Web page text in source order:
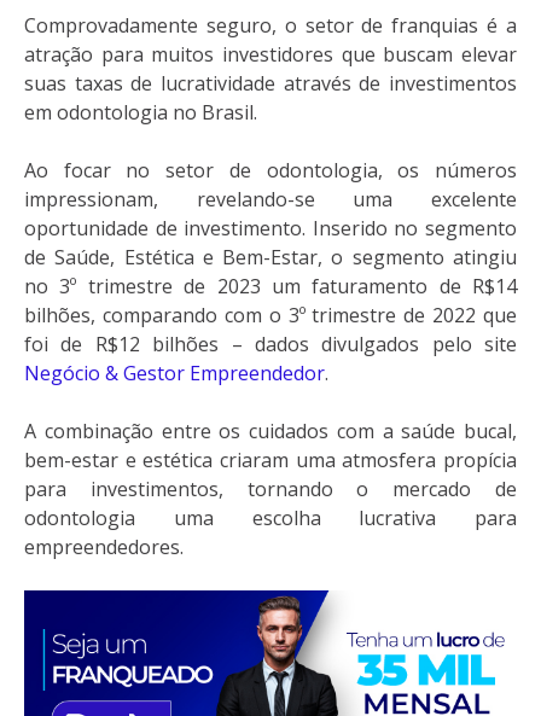
Comprovadamente seguro, o setor de franquias é a
atração para muitos investidores que buscam elevar
suas taxas de lucratividade através de investimentos
em odontologia no Brasil.
Ao focar no setor de odontologia, os números
impressionam, revelando-se uma excelente
oportunidade de investimento. Inserido no segmento
de Saúde, Estética e Bem-Estar, o segmento atingiu
no 3º trimestre de 2023 um faturamento de R$14
bilhões, comparando com o 3º trimestre de 2022 que
foi de R$12 bilhões – dados divulgados pelo site
Negócio & Gestor Empreendedor.
A combinação entre os cuidados com a saúde bucal,
bem-estar e estética criaram uma atmosfera propícia
para investimentos, tornando o mercado de
odontologia uma escolha lucrativa para
empreendedores.